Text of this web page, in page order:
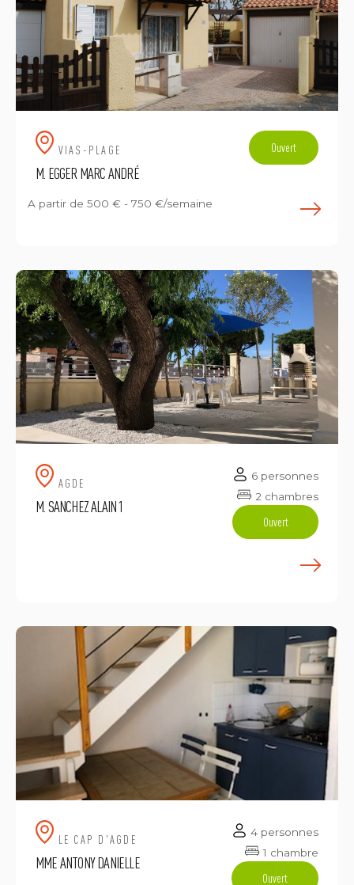
VIAS-PLAGE
M. EGGER MARC ANDRÉ
Ouvert
A partir de 500 € - 750 €/semaine
AGDE
M. SANCHEZ ALAIN 1
6 personnes
2 chambres
Ouvert
LE CAP D'AGDE
MME ANTONY DANIELLE
4 personnes
1 chambre
Ouvert